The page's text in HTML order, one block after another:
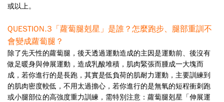
或以上。
QUESTION.3 「蘿蔔腿剋星」是誰？怎麼跑步、腿部重訓不
會變成蘿蔔腿？
除了先天性的蘿蔔腿，後天透過運動造成的主因是運動前、後沒有
做足暖身與伸展運動，造成乳酸堆積，肌肉緊張而腫成一大塊而
成，若你進行的是長跑，其實是低負荷的肌耐力運動，主要訓練到
的肌肉密度較低，不用太過擔心，若你進行的是無氧的短程衝刺跑
或小腿部位的高強度重力訓練，需特別注意：蘿蔔腿剋星「伸展運